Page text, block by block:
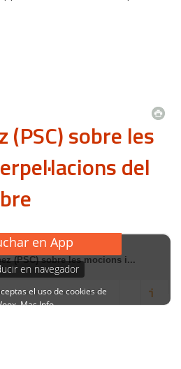
(PSC) sobre les
del